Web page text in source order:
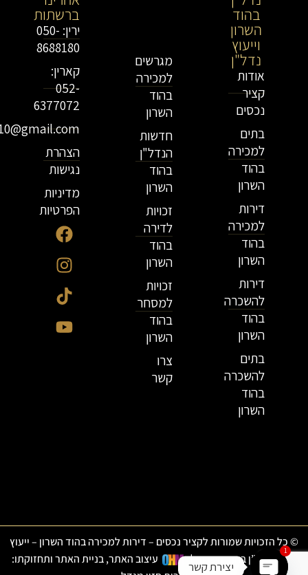
בהוד
השרון
וייעוץ
נדל"ן
אודות
קציר
נכסים
בתים
למכירה
בהוד
השרון
דירות
למכירה
בהוד
השרון
דירות
להשכרה
בהוד
השרון
בתים
להשכרה
בהוד
השרון
מגרשים
למכירה
בהוד
השרון
חדשות
הנדל"ן
בהוד
השרון
זכויות
לדירה
בהוד
השרון
זכויות
למסחר
בהוד
השרון
צרו
קשר
ברשתות
ירין: 050-
8688180
קארין:
052-
6377072
הצהרת
נגישות
מדיניות
הפרטיות
© כל הזכויות שמורות לקציר נכסים – דירות למכירה בהוד השרון – ייעוץ
ותיווך נדל”ן בהוד השרון|
עיצוב האתר, בניית האתר ותחזוקתו:
יצירת קשר
1